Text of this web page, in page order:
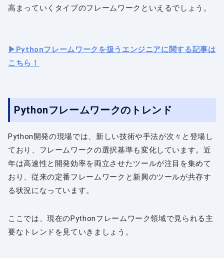
高まっていくタイプのフレームワークといえるでしょう。
▶︎Pythonフレームワークを扱うエンジニアに関する記事は
こちら！
Pythonフレームワークのトレンド
Python開発の現場では、新しい技術や手法が次々と登場し
ており、フレームワークの選択基準も変化しています。近
年は高速性と開発効率を両立させたツールが注目を集めて
おり、従来の定番フレームワークと新興のツールが共存す
る状況になっています。
ここでは、現在のPythonフレームワーク領域で見られる主
要なトレンドを見ていきましょう。